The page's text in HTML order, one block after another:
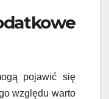
pojawić się
względu warto